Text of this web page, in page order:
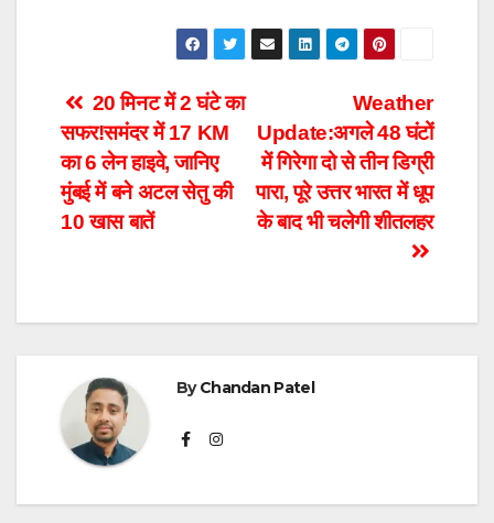
Post
navigation
Weather
Update:अगले 48 घंटों
में गिरेगा दो से तीन डिग्री
पारा, पूरे उत्तर भारत में धूप
के बाद भी चलेगी शीतलहर
20 मिनट में 2 घंटे का
सफर!समंदर में 17 KM
का 6 लेन हाइवे, जानिए
मुंबई में बने अटल सेतु की
10 खास बातें
ByChandan Patel